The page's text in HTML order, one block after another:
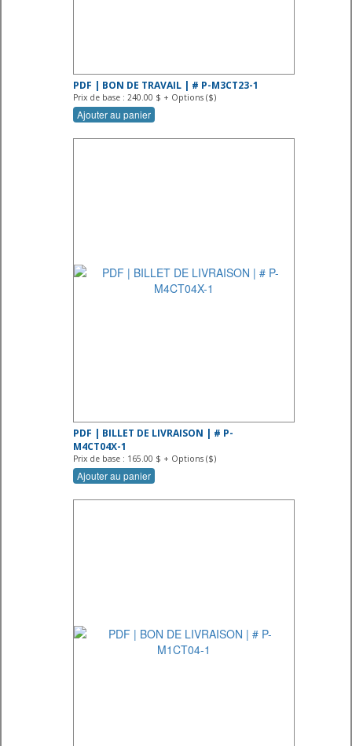
PDF | BON DE TRAVAIL | # P-M3CT23-1
Prix de base : 240.00 $ + Options ($)
Ajouter au panier
PDF | BILLET DE LIVRAISON | # P-
M4CT04X-1
Prix de base : 165.00 $ + Options ($)
Ajouter au panier